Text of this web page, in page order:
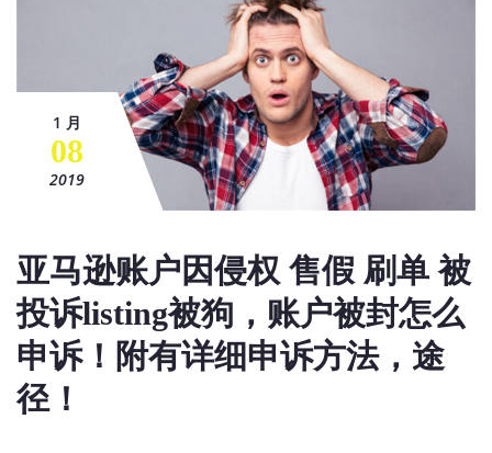
1 月
08
2019
亚马逊账户因侵权 售假 刷单 被
投诉listing被狗，账户被封怎么
申诉！附有详细申诉方法，途
径！